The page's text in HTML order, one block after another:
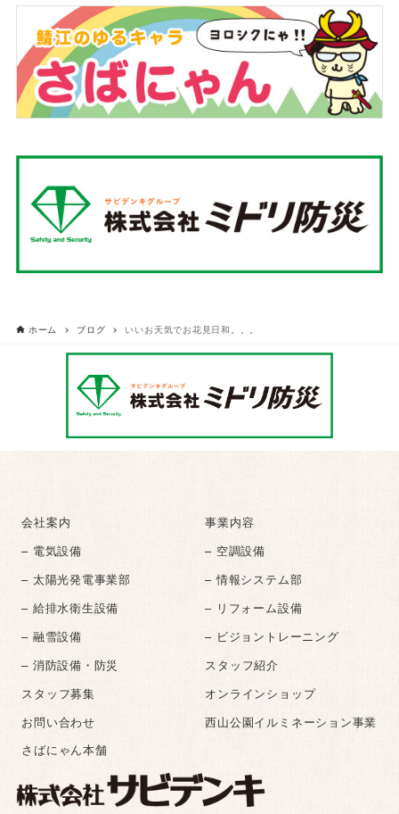
ホーム ブログ いいお天気でお花見日和。。。
会社案内
事業内容
– 電気設備
– 空調設備
– 太陽光発電事業部
– 情報システム部
– 給排水衛生設備
– リフォーム設備
– 融雪設備
– ビジョントレーニング
– 消防設備・防災
スタッフ紹介
スタッフ募集
オンラインショップ
お問い合わせ
西山公園イルミネーション事業
さばにゃん本舗